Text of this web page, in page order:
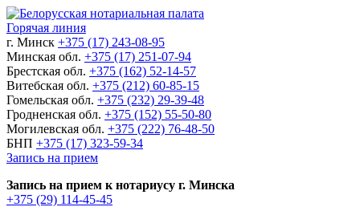
Горячая линия
г. Минск +375 (17) 243-08-95
Минская обл. +375 (17) 251-07-94
Брестская обл. +375 (162) 52-14-57
Витебская обл. +375 (212) 60-85-15
Гомельская обл. +375 (232) 29-39-48
Гродненская обл. +375 (152) 55-50-80
Могилевская обл. +375 (222) 76-48-50
БНП +375 (17) 323-59-34
Запись на прием
Запись на прием к нотариусу г. Минска
+375 (29) 114-45-45